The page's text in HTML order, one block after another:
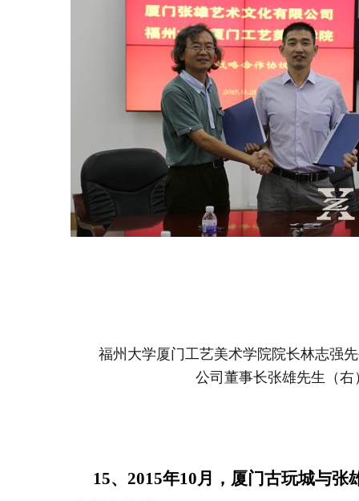
福州大学厦门工艺美术学院院长林志强
公司董事长张雄先生（右
15、2015年10月，厦门古玩城与张